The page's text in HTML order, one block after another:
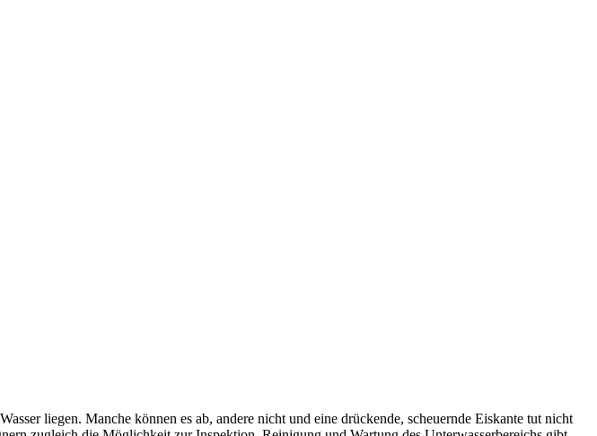
liegen. Manche können es ab, andere nicht und eine drückende, scheuernde Eiskante tut nicht